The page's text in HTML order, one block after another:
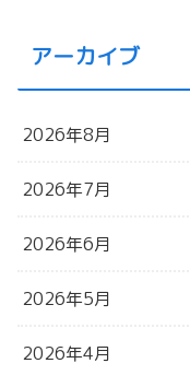
アーカイブ
2026年8月
2026年7月
2026年6月
2026年5月
2026年4月